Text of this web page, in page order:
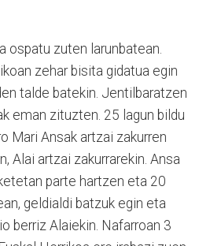
ospatu zuten larunbatean.
zehar bisita gidatua egin
talde batekin. Jentilbaratzen
eman zituzten. 25 lagun bildu
Mari Ansak artzai zakurren
Alai artzai zakurrarekin. Ansa
parte hartzen eta 20
geldialdi batzuk egin eta
berriz Alaiekin. Nafarroan 3